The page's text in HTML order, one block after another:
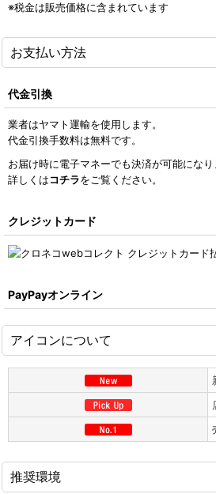
※税金は販売価格に含まれています
お支払い方法
代金引換
業者はヤマト運輸を使用します。
代金引換手数料は無料です。
お届け時に電子マネーでも決済が可能になり
詳しくはコチラをご覧ください。
クレジットカード
PayPayオンライン
アイコンについて
推奨環境